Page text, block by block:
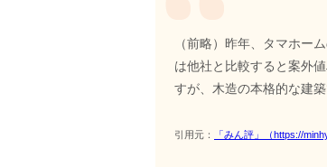
（前略）昨年、タマホー
は他社と比較すると案外
すが、木造の本格的な建
引用元： 「みん評」（https://